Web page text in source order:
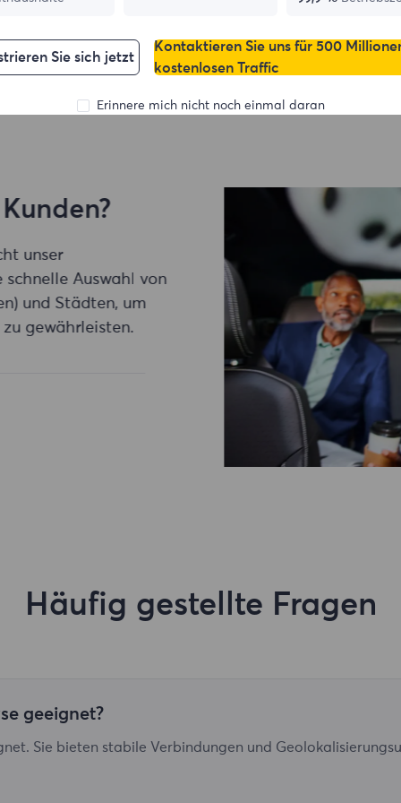
unser
Auswahl von
und Städten, um
gewährleisten.
Häufig gestellte Fragen
geeignet?
Sie bieten stabile Verbindungen und
Sie sich jetzt
Kontaktieren Sie uns für 500
kostenlosen Traffic
Erinnere mich nicht noch einmal daran